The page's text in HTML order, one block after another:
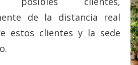
de la distancia real
estos clientes y la sede